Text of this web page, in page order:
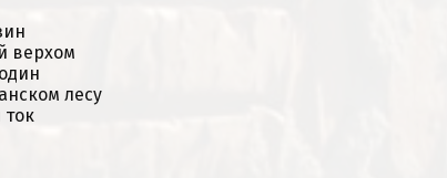
верхом
лесу